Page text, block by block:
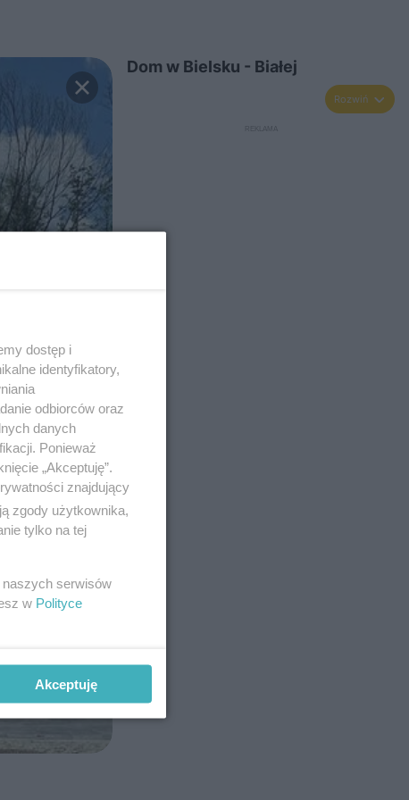
Dom w Bielsku - Białej
Rozwiń
dostęp i
identyfikatory,
odbiorców oraz
danych
Ponieważ
„Akceptuję”.
znajdujący
zgody użytkownika,
tylko na tej
naszych serwisów
w Polityce
Akceptuję